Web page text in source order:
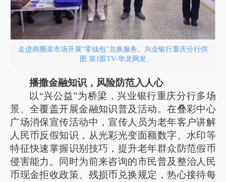
走进商圈菜市场开展“零钱包”兑换服务。兴业银行重庆分行供
图 第1眼TV-华龙网发
播撒金融知识，风险防范入人心
以“兴公益”为桥梁，兴业银行重庆分行多场
景、全覆盖开展金融知识普及活动。在叠彩中心
广场消保宣传活动中，宣传人员为老年客户讲解
人民币反假知识，从光彩光变面额数字、水印等
特征快速掌握识别技巧，提升老年群众防范假币
侵害能力。同时为前来咨询的市民普及整治人民
币现金拒收政策、残损币兑换规定，热心接待每